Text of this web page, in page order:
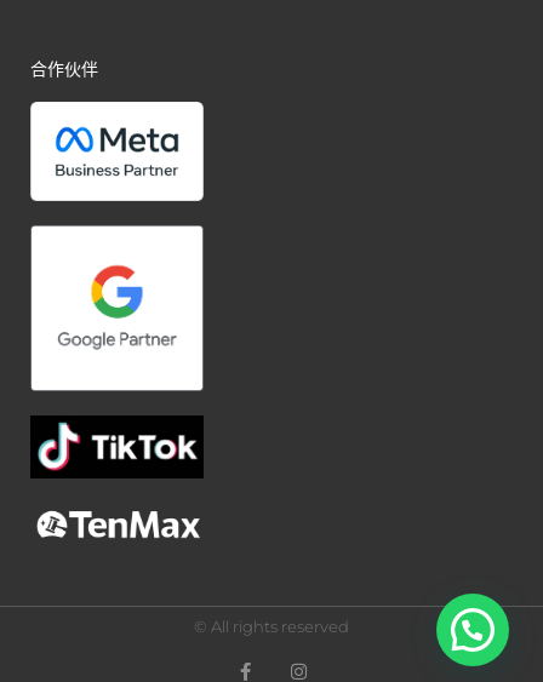
合作伙伴
© All rights reserved